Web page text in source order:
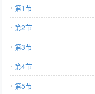
第1节
第2节
第3节
第4节
第5节